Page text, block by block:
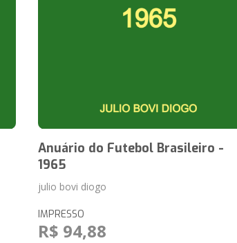
Anuário do Futebol Brasileiro -
1965
julio bovi diogo
IMPRESSO
R$ 94,88